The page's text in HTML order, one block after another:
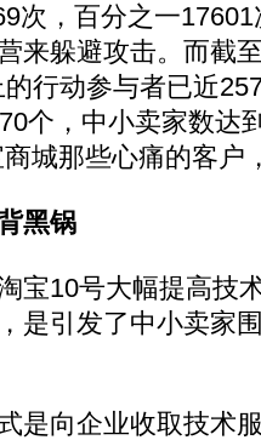
次，百分之一
来躲避攻击。而截
行动参与者已近
个，中小卖家数达
城那些心痛的客户
黑锅
10号大幅提高技
是引发了中小卖家
向企业收取技术